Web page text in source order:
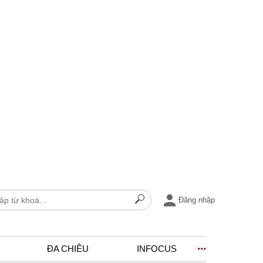
Đăng nhập
ĐA CHIỀU INFOCUS